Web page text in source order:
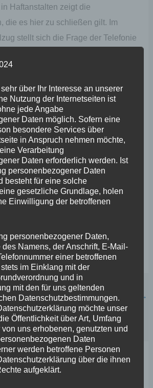
Haftanstalten zeigt die
die es hier zu schließen gilt. Im
stellt sich die Frage der Telefonie
einfach
Im Nachbarbundesland Hessen
auf Grundlage des seit 2017
über den Vollzug
Freiheitsentziehungsmaßnahmen
Personen ihre privaten
Smartphones behalten. Deren
versiegelt, sodass das
und Fotos nicht möglich ist. Eine
brauchen wir auch in Rheinland-
ihren Familien und dem sozialen
werden“, so Wefelscheid.
Nächster Beitrag →
über Ihr Interesse an unserer
Nutzung der Internetseiten ist
jede Angabe
Daten möglich. Sofern eine
besondere Services über
in Anspruch nehmen möchte,
Verarbeitung
Daten erforderlich werden. Ist
personenbezogener Daten
besteht für eine solche
gesetzliche Grundlage, holen
Einwilligung der betroffenen
personenbezogener Daten,
Namens, der Anschrift, E-Mail-
einer betroffenen
im Einklang mit der
und in
mit den für uns geltenden
Datenschutzbestimmungen.
möchte unser
Öffentlichkeit über Art, Umfang
uns erhobenen, genutzten und
Daten
werden betroffene Personen
über die ihnen
aufgeklärt.